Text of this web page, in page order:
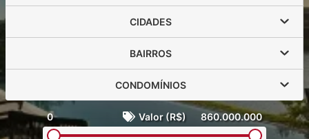
CIDADES
BAIRROS
CONDOMÍNIOS
0 Valor (R$) 860.000.000